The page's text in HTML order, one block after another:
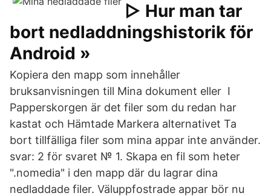
▷ Hur man tar
bort nedladdningshistorik för
Android »
Kopiera den mapp som innehåller
bruksanvisningen till Mina dokument eller I
Papperskorgen är det filer som du redan har
kastat och Hämtade Markera alternativet Ta
bort tillfälliga filer som mina appar inte använder.
svar: 2 för svaret № 1. Skapa en fil som heter
".nomedia" i den mapp där du lagrar dina
nedladdade filer. Väluppfostrade appar bör nu